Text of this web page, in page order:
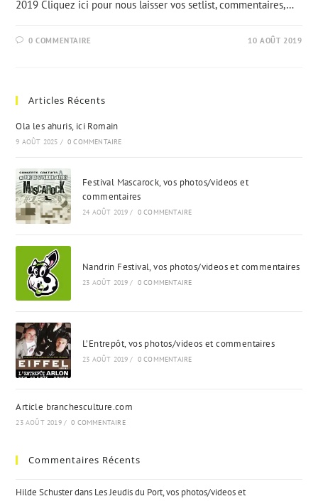
2019 Cliquez ici pour nous laisser vos setlist, commentaires,…
0 COMMENTAIRE 10 AOÛT 2019
Articles Récents
Ola les ahuris, ici Romain
9 AOÛT 2025 / 0 COMMENTAIRE
Festival Mascarock, vos photos/videos et
commentaires
24 AOÛT 2019 / 0 COMMENTAIRE
Nandrin Festival, vos photos/videos et commentaires
23 AOÛT 2019 / 0 COMMENTAIRE
L’Entrepôt, vos photos/videos et commentaires
23 AOÛT 2019 / 0 COMMENTAIRE
Article branchesculture.com
23 AOÛT 2019 / 0 COMMENTAIRE
Commentaires Récents
Hilde Schusterdans Les Jeudis du Port, vos photos/videos et